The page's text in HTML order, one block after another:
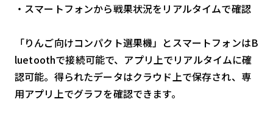
・スマートフォンから戦果状況をリアルタイムで確認
「りんご向けコンパクト選果機」とスマートフォンはB
luetoothで接続可能で、アプリ上でリアルタイムに確
認可能。得られたデータはクラウド上で保存され、専
用アプリ上でグラフを確認できます。